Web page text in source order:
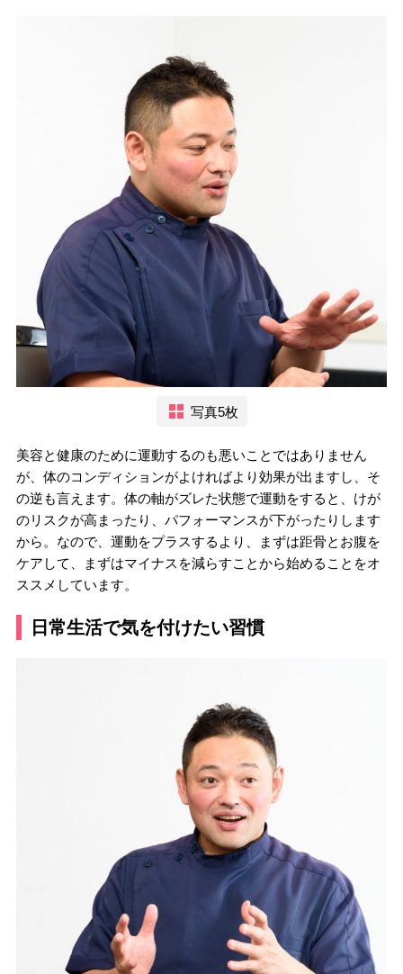
写真5枚
美容と健康のために運動するのも悪いことではありません
が、体のコンディションがよければより効果が出ますし、そ
の逆も言えます。体の軸がズレた状態で運動をすると、けが
のリスクが高まったり、パフォーマンスが下がったりします
から。なので、運動をプラスするより、まずは距骨とお腹を
ケアして、まずはマイナスを減らすことから始めることをオ
ススメしています。
日常生活で気を付けたい習慣